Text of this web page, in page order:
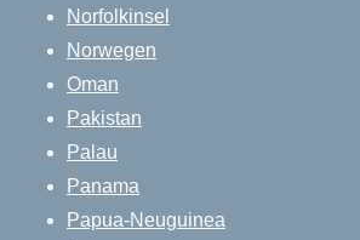
Norfolkinsel
Norwegen
Oman
Pakistan
Palau
Panama
Papua-Neuguinea